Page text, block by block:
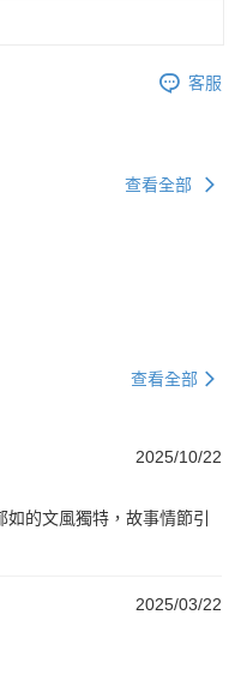
客服
查看全部
查看全部
2025/10/22
的文風獨特，故事情節引
2025/03/22